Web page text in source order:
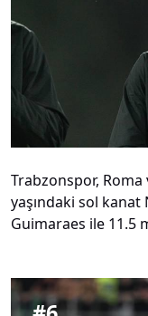
Trabzonspor,
yaşındaki sol
Guimaraes ile 11.5